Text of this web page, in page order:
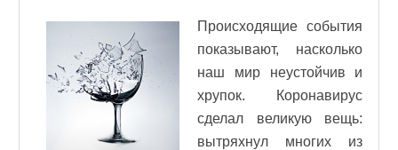
Происходящие события
показывают, насколько
наш мир неустойчив и
хрупок. Коронавирус
сделал великую вещь:
вытряхнул многих из